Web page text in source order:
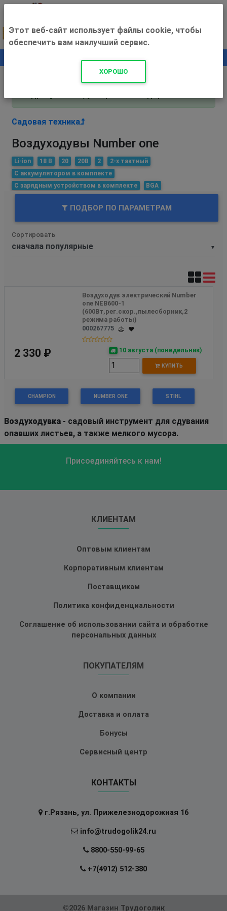
+500 ₽
Внимание! С 3 августа магазин работает по
Садовая техника
Воздуходувы Number one
Li-ion 18 В 20 20В 2
2-х тактный
С аккумулятором в комплекте
С зарядным устройством в комплекте
BGA
ПОДБОР ПО ПАРАМЕТРАМ
▼
Сортировать
Воздуходув электрический Number
one NEB600-1
(600Вт,рег.скор.,пылесборник,2
режима работы)
000267775
2 330 ₽ 10 августа (понедельник)
КУПИТЬ
CHAMPION NUMBER ONE STIHL
Воздуходувка - садовый инструмент для сдувания
опавших листьев, а также мелкого мусора.
Присоединяйтесь к нам!
КЛИЕНТАМ
Оптовым клиентам
Корпоративным клиентам
Поставщикам
Политика конфиденциальности
Соглашение об использовании сайта и обработке
персональных данных
ПОКУПАТЕЛЯМ
О компании
Доставка и оплата
Бонусы
Сервисный центр
КОНТАКТЫ
г.Рязань, ул. Прижелезнодорожная 16
info@trudogolik24.ru
8800-550-99-65
+7(4912) 512-380
©2026 Магазин Трудоголик
Этот веб-сайт использует файлы cookie, чтобы
обеспечить вам наилучший сервис.
ХОРОШО